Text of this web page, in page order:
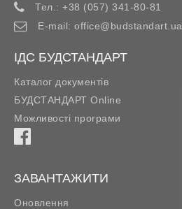
Тел.: +38 (057) 341-80-81
E-mail: office@budstandart.ua
ІДС БУДСТАНДАРТ
Каталог документів
БУДСТАНДАРТ Online
Можливості програми
ЗАВАНТАЖИТИ
Оновлення